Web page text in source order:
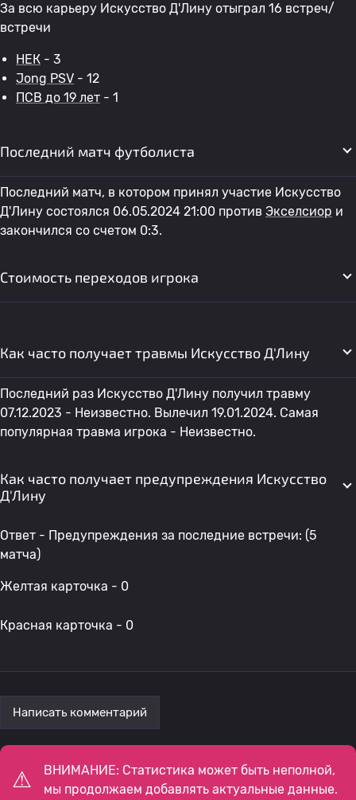
За всю карьеру Искусство Д'Лину отыграл 16 встреч/
встречи
НЕК - 3
Jong PSV - 12
ПСВ до 19 лет - 1
Последний матч футболиста
Последний матч, в котором принял участие Искусство
Д'Лину состоялся 06.05.2024 21:00 против Экселсиор и
закончился со счетом 0:3.
Стоимость переходов игрока
Как часто получает травмы Искусство Д'Лину
Последний раз Искусство Д'Лину получил травму
07.12.2023 - Неизвестно. Вылечил 19.01.2024. Самая
популярная травма игрока - Неизвестно.
Как часто получает предупреждения Искусство
Д'Лину
Ответ - Предупреждения за последние встречи: (5
матча)
Желтая карточка - 0
Красная карточка - 0
Написать комментарий
ВНИМАНИЕ: Статистика может быть неполной,
мы продолжаем добавлять актуальные данные.